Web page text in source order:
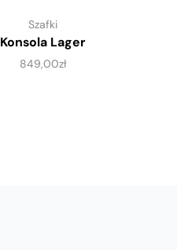
Szafki
Konsola Lager
849,00zł